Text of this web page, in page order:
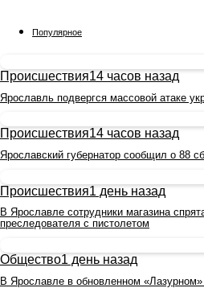
Популярное
Происшествия14 часов назад
Ярославль подвергся массовой атаке
Происшествия14 часов назад
Ярославский губернатор сообщил о 88
Происшествия1 день назад
В Ярославле сотрудники магазина
преследователя с пистолетом
Общество1 день назад
В Ярославле в обновленном «Лазурном»